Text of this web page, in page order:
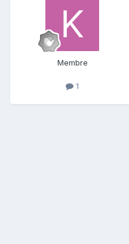
Membre
1